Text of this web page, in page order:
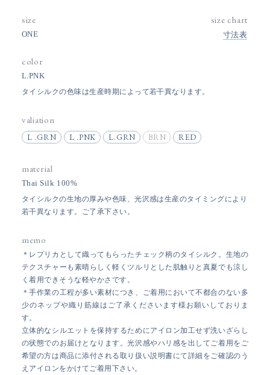
size size chart
ONE 寸法表
color
L.PNK
タイシルクの色味は生産時期によって若干異なります。
valiation
L .GRN L .PNK L.GRN BRN RED
material
Thai Silk 100%
タイシルクの生地の厚みや色味、光沢感は生産のタイミングにより
若干異なります。ご了承下さい。
memo
＊レプリカとして織ってもらったチェック柄のタイシルク。生地の
テクスチャーも素晴らしく軽くツルリとした肌触りと真夏でも涼し
く着用できそうな軽やかさです。
＊手作業の工程が多い素材につき、ご着用において不都合のない多
少のネップや織り筋線はご了承くださいます様お願いしておりま
す。
立体的なシルエットを保持するためにアイロン加工せず洗いざらし
の状態でのお届けとなります。光沢感やハリ感を出してご着用をご
希望の方は商品に添付される取り扱い説明書にて詳細をご確認のう
えアイロンをかけてご着用下さい。